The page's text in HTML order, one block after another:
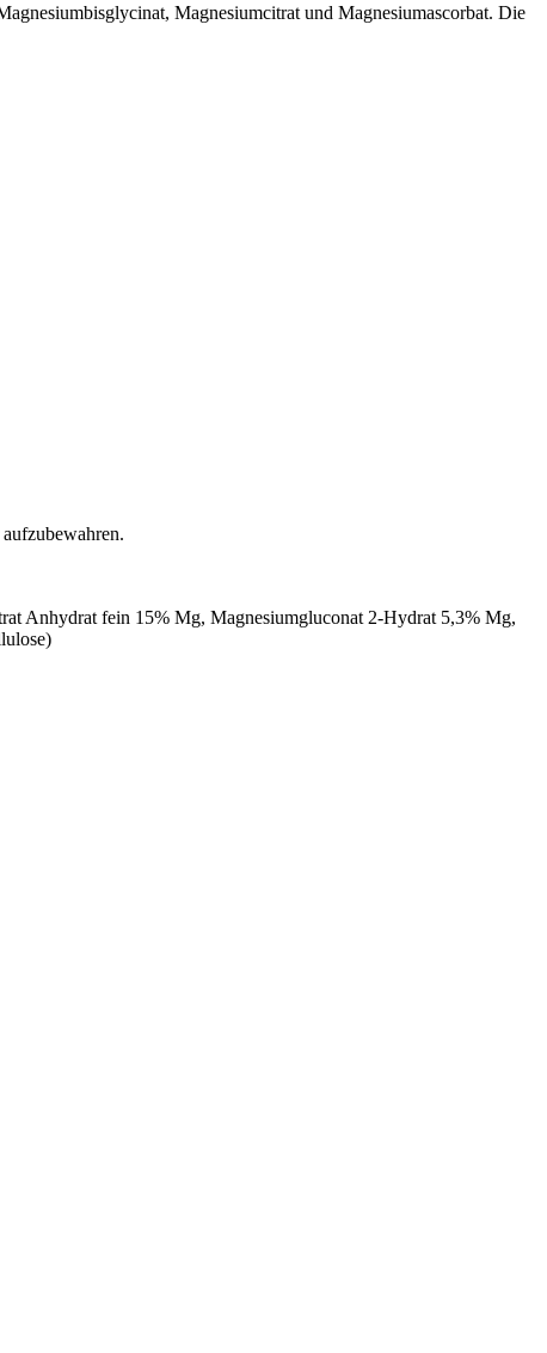
Magnesiumcitrat und Magnesiumascorbat. Die
Anhydrat fein 15% Mg, Magnesiumgluconat 2-Hydrat 5,3% Mg,